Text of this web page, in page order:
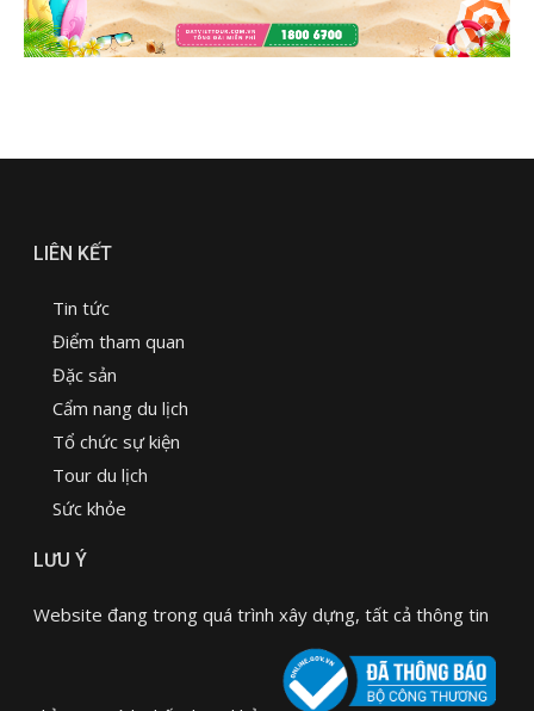
LIÊN KẾT
Tin tức
Điểm tham quan
Đặc sản
Cẩm nang du lịch
Tổ chức sự kiện
Tour du lịch
Sức khỏe
LƯU Ý
Website đang trong quá trình xây dựng, tất cả thông tin